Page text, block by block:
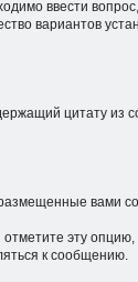
ввести
вариантов
цитату из
вами
эту
к сообщению.